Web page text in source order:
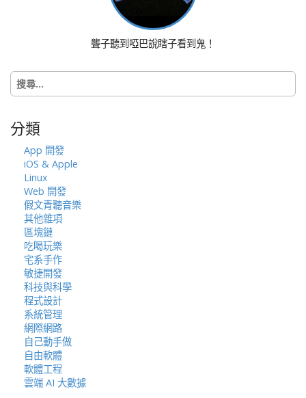
i
o
n
聾子聽到啞巴說瞎子看到鬼！
搜
尋
字:
分類
App 開發
iOS & Apple
Linux
Web 開發
假文青聽音樂
其他雜項
區塊鏈
吃喝玩樂
宅系手作
敏捷開發
科技與科學
程式設計
系統管理
網際網路
自己動手做
自由軟體
軟體工程
雲端 AI 大數據